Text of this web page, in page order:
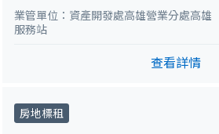
業管單位：資產開發處高雄營業分處高雄
服務站
查看詳情
房地標租